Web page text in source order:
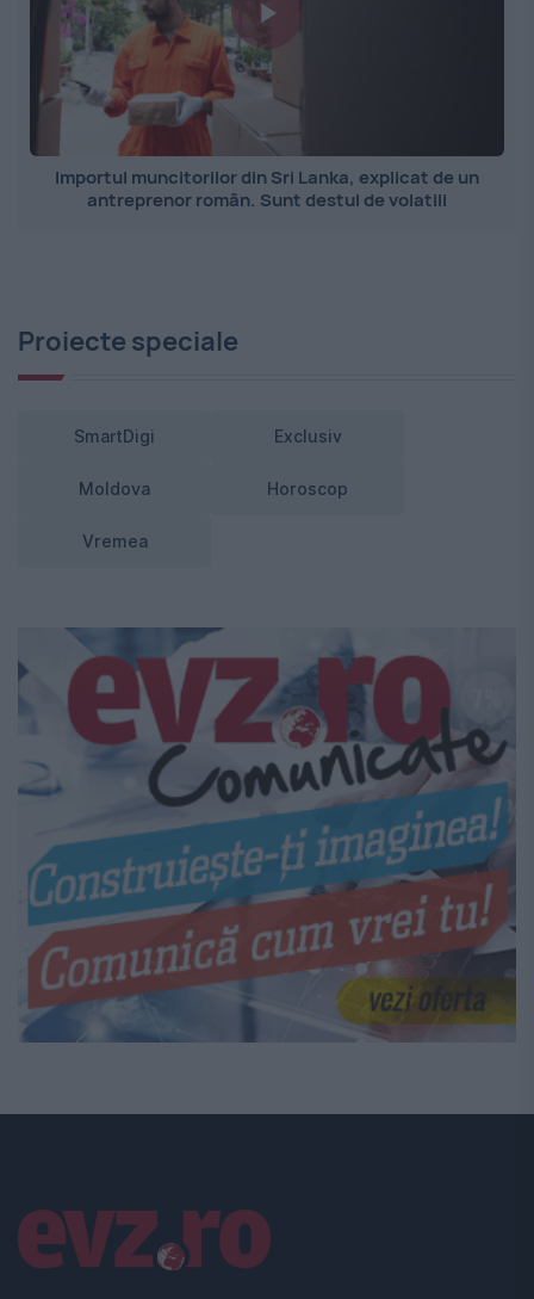
Importul muncitorilor din Sri Lanka, explicat de un
antreprenor român. Sunt destul de volatili
Proiecte speciale
SmartDigi Exclusiv
Moldova Horoscop
Vremea
Linkuri utile